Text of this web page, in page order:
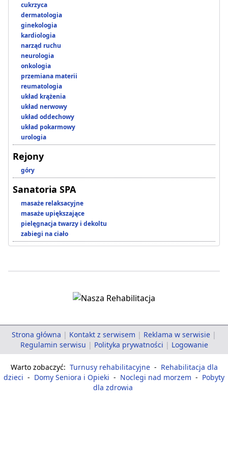
cukrzyca
dermatologia
ginekologia
kardiologia
narząd ruchu
neurologia
onkologia
przemiana materii
reumatologia
układ krążenia
układ nerwowy
układ oddechowy
układ pokarmowy
urologia
Rejony
góry
Sanatoria SPA
masaże relaksacyjne
masaże upiększające
pielęgnacja twarzy i dekoltu
zabiegi na ciało
Strona główna | Kontakt z serwisem | Reklama w serwisie |
Regulamin serwisu | Polityka prywatności | Logowanie
Warto zobaczyć: Turnusy rehabilitacyjne - Rehabilitacja dla
dzieci - Domy Seniora i Opieki - Noclegi nad morzem - Pobyty
dla zdrowia